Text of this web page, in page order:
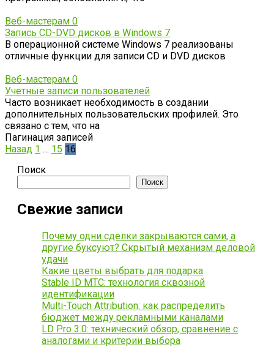
Веб-мастерам 0
Запись CD-DVD дисков в Windows 7
В операционной системе Windows 7 реализованы
отличные функции для записи CD и DVD дисков
Веб-мастерам 0
Учетные записи пользователей
Часто возникает необходимость в создании
дополнительных пользовательских профилей. Это
связано с тем, что на
Пагинация записей
Назад 1 … 15 16
Поиск
Поиск
Свежие записи
Почему одни сделки закрываются сами, а
другие буксуют? Скрытый механизм деловой
удачи
Какие цветы выбрать для подарка
Stable ID МТС: технология сквозной
идентификации
Multi-Touch Attribution: как распределить
бюджет между рекламными каналами
LD Pro 3.0: технический обзор, сравнение с
аналогами и критерии выбора